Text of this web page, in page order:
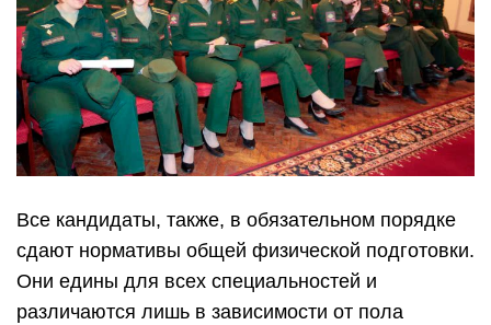
Все кандидаты, также, в обязательном порядке
сдают нормативы общей физической подготовки.
Они едины для всех специальностей и
различаются лишь в зависимости от пола